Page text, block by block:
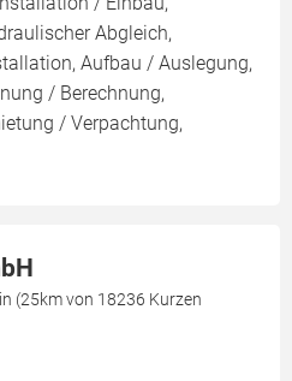
Abgleich,
Aufbau / Auslegung,
/ Berechnung,
/ Verpachtung,
(25km von 18236 Kurzen